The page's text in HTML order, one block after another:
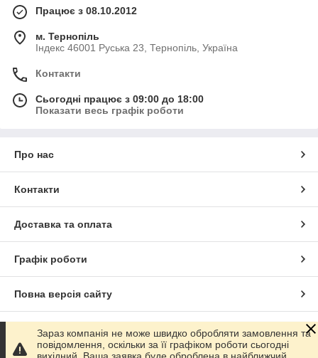
Працює з 08.10.2012
м. Тернопіль
Індекс 46001 Руська 23, Тернопіль, Україна
Контакти
Сьогодні працює з 09:00 до 18:00
Показати весь графік роботи
Про нас
Контакти
Доставка та оплата
Графік роботи
Повна версія сайту
Сайт створено на маркетплейсіProm.ua
Зараз компанія не може швидко обробляти замовлення та
повідомлення, оскільки за її графіком роботи сьогодні